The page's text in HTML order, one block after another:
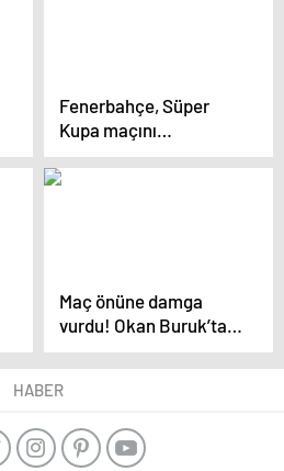
Fenerbahçe, Süper
Kupa maçını
kazanarak 2023’ü
kupayla kapatmak
Maç önüne damga
vurdu! Okan Buruk’tan
derbinin hakemine
çağrı
HABER